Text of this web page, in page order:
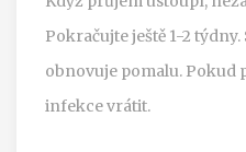
Pokračujte ještě 1-2
obnovuje pomalu. Pokud
infekce vrátit.